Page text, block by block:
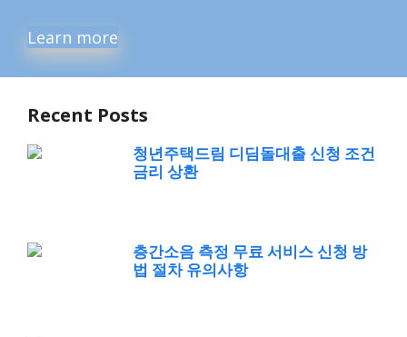
Learn more
Recent Posts
청년주택드림 디딤돌대출 신청 조건
금리 상환
층간소음 측정 무료 서비스 신청 방
법 절차 유의사항